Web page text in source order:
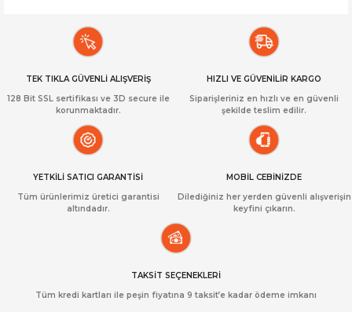
TEK TIKLA GÜVENLİ ALIŞVERİŞ
128 Bit SSL sertifikası ve 3D secure ile
korunmaktadır.
HIZLI VE GÜVENİLİR KARGO
Siparişleriniz en hızlı ve en güvenli
şekilde teslim edilir.
YETKİLİ SATICI GARANTİSİ
Tüm ürünlerimiz üretici garantisi
altındadır.
MOBİL CEBİNİZDE
Dilediğiniz her yerden güvenli alışverişin
keyfini çıkarın.
TAKSİT SEÇENEKLERİ
Tüm kredi kartları ile peşin fiyatına 9 taksit’e kadar ödeme imkanı